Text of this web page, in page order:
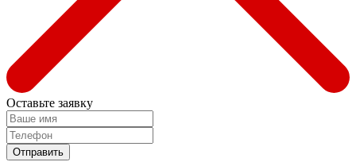
Оставьте заявку
Отправить